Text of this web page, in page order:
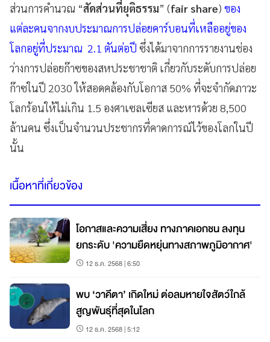
ส่วนการคำนวณ “สัดส่วนที่ยุติธรรม” (fair share) ของ
แต่ละคนจากงบประมาณการปล่อยคาร์บอนที่เหลืออยู่ของ
โลกอยู่ที่ประมาณ 2.1 ตันต่อปี ซึ่งได้มาจากการรายงานช่อง
ว่างการปล่อยก๊าซของสหประชาชาติ เกี่ยวกับระดับการปล่อย
ก๊าซในปี 2030 ให้สอดคล้องกับโอกาส 50% ที่จะจำกัดภาวะ
โลกร้อนให้ไม่เกิน 1.5 องศาเซลเซียส และหารด้วย 8,500
ล้านคน ซึ่งเป็นจำนวนประชากรที่คาดการณ์ไว้ของโลกในปี
นั้น
เนื้อหาที่เกี่ยวข้อง
โอกาสและความเสี่ยง ทางภาคเอกชน ลงทุน
ยกระดับ 'ความยืดหยุ่นทางสภาพภูมิอากาศ'
12 ธ.ค. 2568 | 6:50
พบ ‘วาคีตา’ เกิดใหม่ ต่อลมหายใจสัตว์ใกล้
สูญพันธุ์ที่สุดในโลก
12 ธ.ค. 2568 | 5:12